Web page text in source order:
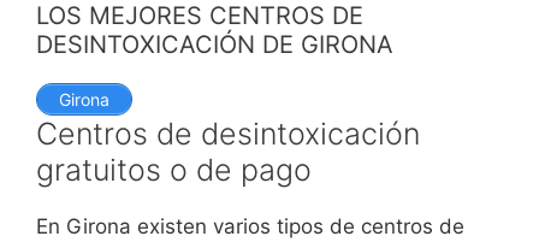
LOS MEJORES CENTROS DE
DESINTOXICACIÓN DE GIRONA
Girona
Centros de desintoxicación
gratuitos o de pago
En Girona existen varios tipos de centros de